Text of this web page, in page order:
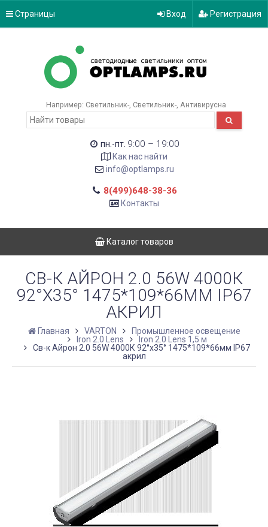
Страницы Вход Регистрация
Например: Светильник- Светильник- Антивирусна
пн.-пт. 9:00 – 19:00
Как нас найти
info@optlamps.ru
8(499)648-38-36
Контакты
Каталог товаров
СВ-К АЙРОН 2.0 56W 4000К
92°X35° 1475*109*66ММ IP67
АКРИЛ
Главная VARTON
Промышленное освещение
Iron 2.0 Lens
Iron 2.0 Lens 1,5 м
Св-к Айрон 2.0 56W 4000К 92°x35° 1475*109*66мм IP67
акрил